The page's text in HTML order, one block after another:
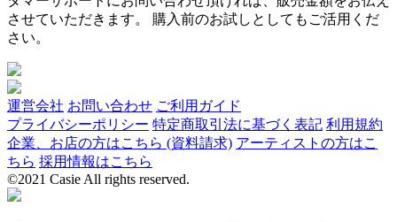
させていただきます。 購入前のお試しとしてもご活用くだ
さい。
運営会社 お問い合わせ ご利用ガイド
プライバシーポリシー 特定商取引法に基づく表記 利用規約
企業、お店の方はこちら (資料請求) アーティストの方はこ
ちら 採用情報はこちら
©2021 Casie All rights reserved.